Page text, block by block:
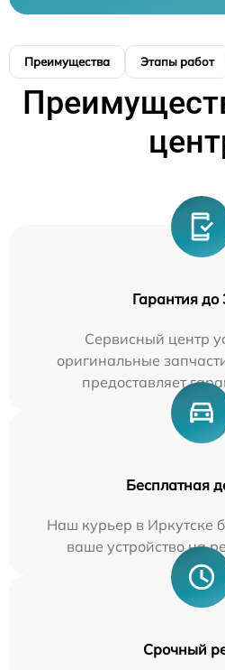
Преимущества Этапы работ
Гарантия до
Сервисный центр
оригинальные
предоставляет
Бесплатная
Наш курьер в Иркутске
ваше устройство на
Срочный